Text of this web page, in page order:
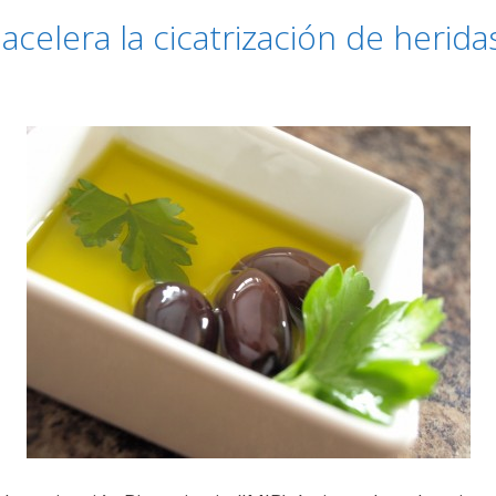
la cicatrización de